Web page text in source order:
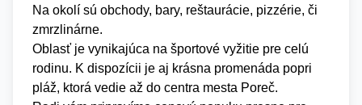
Na okolí sú obchody, bary, reštaurácie, pizzérie, či
zmrzlinárne.
Oblasť je vynikajúca na športové vyžitie pre celú
rodinu. K dispozícii je aj krásna promenáda popri
pláž, ktorá vedie až do centra mesta Poreč.